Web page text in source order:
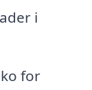
i
for